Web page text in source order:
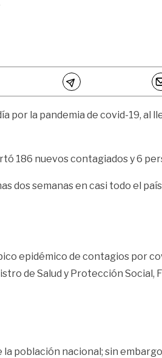
la pandemia de covid-19, al
186 nuevos contagiados y 6
dos semanas en casi todo el
epidémico de contagios por
de Salud y Protección
población nacional; sin